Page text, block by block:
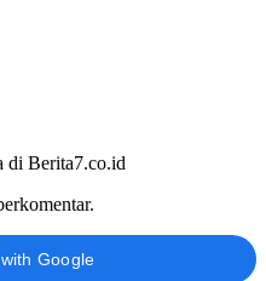
di Berita7.co.id
Google